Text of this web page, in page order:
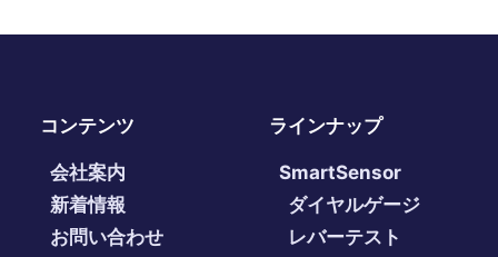
コンテンツ
会社案内
新着情報
お問い合わせ
ラインナップ
SmartSensor
ダイヤルゲージ
レバーテスト